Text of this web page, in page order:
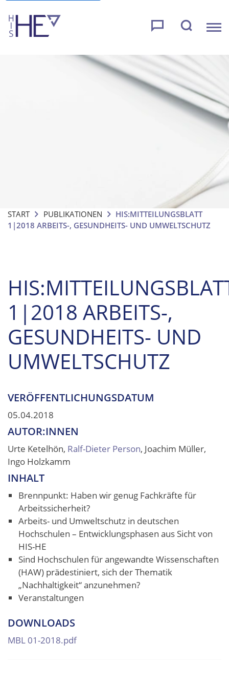
START PUBLIKATIONEN
HIS:MITTEILUNGSBLATT
1|2018 ARBEITS-, GESUNDHEITS- UND UMWELTSCHUTZ
1|2018 ARBEITS-,
GESUNDHEITS- UND
UMWELTSCHUTZ
VERÖFFENTLICHUNGSDATUM
05.04.2018
AUTOR:INNEN
Urte Ketelhön, Ralf-Dieter Person, Joachim Müller,
Ingo Holzkamm
INHALT
Brennpunkt: Haben wir genug Fachkräfte für
Arbeitssicherheit?
Arbeits- und Umweltschutz in deutschen
Hochschulen – Entwicklungsphasen aus Sicht von
HIS-HE
Sind Hochschulen für angewandte Wissenschaften
(HAW) prädestiniert, sich der Thematik
„Nachhaltigkeit“ anzunehmen?
Veranstaltungen
DOWNLOADS
MBL 01-2018.pdf